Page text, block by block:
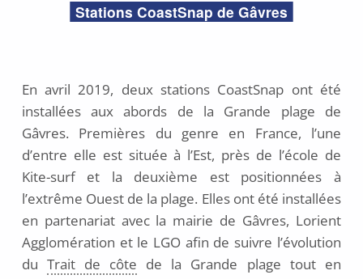
Stations CoastSnap de Gâvres
En avril 2019, deux stations CoastSnap ont été
installées aux abords de la Grande plage de
Gâvres. Premières du genre en France, l’une
d’entre elle est située à l’Est, près de l’école de
Kite-surf et la deuxième est positionnées à
l’extrême Ouest de la plage. Elles ont été installées
en partenariat avec la mairie de Gâvres, Lorient
Agglomération et le LGO afin de suivre l’évolution
du Trait de côte de la Grande plage tout en